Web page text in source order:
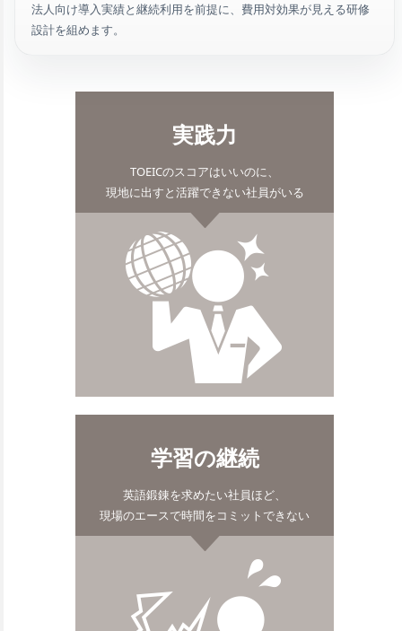
法人向け導入実績と継続利用を前提に、費用対効果が見える研修
設計を組めます。
実践力
TOEICのスコアはいいのに、
現地に出すと活躍できない社員がいる
学習の継続
英語鍛錬を求めたい社員ほど、
現場のエースで時間をコミットできない